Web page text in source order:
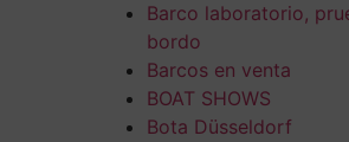
Barco laboratorio,
bordo
Barcos en venta
BOAT SHOWS
Bota Düsseldorf